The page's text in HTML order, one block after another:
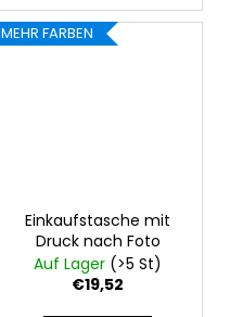
MEHR FARBEN
Einkaufstasche mit
Druck nach Foto
Auf Lager (>5 St)
€19,52